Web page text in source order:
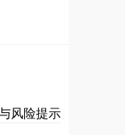
风险提示